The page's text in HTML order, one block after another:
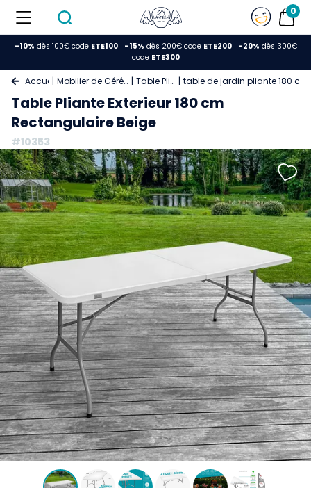
0
-10% dès 100€ code ETE100| -15% dès 200€ code ETE200| -20% dès 300€
code ETE300
Accueil Mobilier de Cérémonie Table Pliante table de jardin pliante 180
Table Pliante Exterieur 180 cm
Rectangulaire Beige
#10353